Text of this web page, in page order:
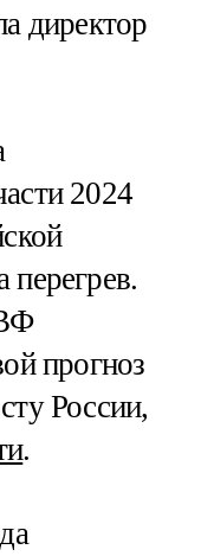
директор
2024
перегрев.
прогноз
России,
.